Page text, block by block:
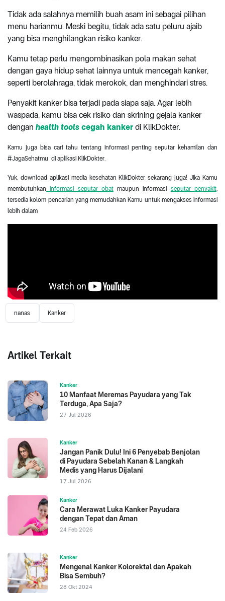
Tidak ada salahnya memilih buah asam ini sebagai pilihan
menu harianmu. Meski begitu, tidak ada satu peluru ajaib
yang bisa menghilangkan risiko kanker.
Kamu tetap perlu mengombinasikan pola makan sehat
dengan gaya hidup sehat lainnya untuk mencegah kanker,
seperti berolahraga, tidak merokok, dan menghindari stres.
Penyakit kanker bisa terjadi pada siapa saja. Agar lebih
waspada, kamu bisa cek risiko dan skrining gejala kanker
dengan health tools cegah kanker di KlikDokter.
Kamu juga bisa cari tahu tentang informasi penting seputar kehamilan dan
#JagaSehatmu  di aplikasi KlikDokter.
Yuk, download aplikasi media kesehatan KlikDokter sekarang juga! Jika Kamu
membutuhkan informasi seputar obat maupun informasi seputar penyakit,
tersedia kolom pencarian yang memudahkan Kamu untuk mengakses informasi
lebih dalam
nanas Kanker
Artikel Terkait
Kanker
10 Manfaat Meremas Payudara yang Tak
Terduga, Apa Saja?
27 Jul 2026
Kanker
Jangan Panik Dulu! Ini 6 Penyebab Benjolan
di Payudara Sebelah Kanan & Langkah
Medis yang Harus Dijalani
17 Jul 2026
Kanker
Cara Merawat Luka Kanker Payudara
dengan Tepat dan Aman
24 Feb 2026
Kanker
Mengenal Kanker Kolorektal dan Apakah
Bisa Sembuh?
28 Okt 2024